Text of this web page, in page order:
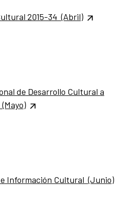
2015-34 (Abril)
de Desarrollo Cultural a
Información Cultural (Junio)